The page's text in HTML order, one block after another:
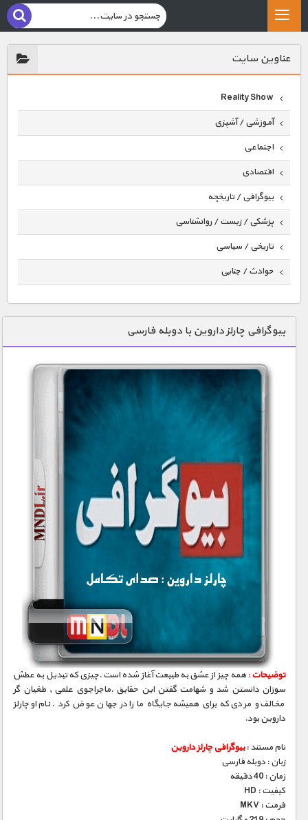
عناوين سايت
Reality Show
آموزشی / آشپزی
اجتماعی
اقتصادی
بیوگرافی / تاریخچه
پزشکی / زیست / روانشناسی
تاریخی / سیاسی
حوادث / جنایی
دنیای خوراکی ها
زمین شناسی / محیط زیست
سازه/ معماری/ مهندسی
سرگرمی
شناخت کودکان
علم و فناوری
کیهان / نجوم
گردشگری
مسابقات / ورزشی
مستند های اختصاصی
بیوگرافی چارلز داروین با دوبله فارسی
توضیحات: همه چیز از عشق به طبیعت آغاز شده است .چیزی که تبدیل به عطش
سوزان دانستن شد و شهامت گفتن این حقایق .ماجراجوی علمی , طغیان گر
مخالف و مردی که برای همیشه جایگاه ما را در جهان عوض کرد . نام او چارلز
داروین بود.
نام مستند :بیوگرافی چارلز داروین
زبان : دوبله فارسی
زمان : 40 دقیقه
کیفیت : HD
فرمت : MKV